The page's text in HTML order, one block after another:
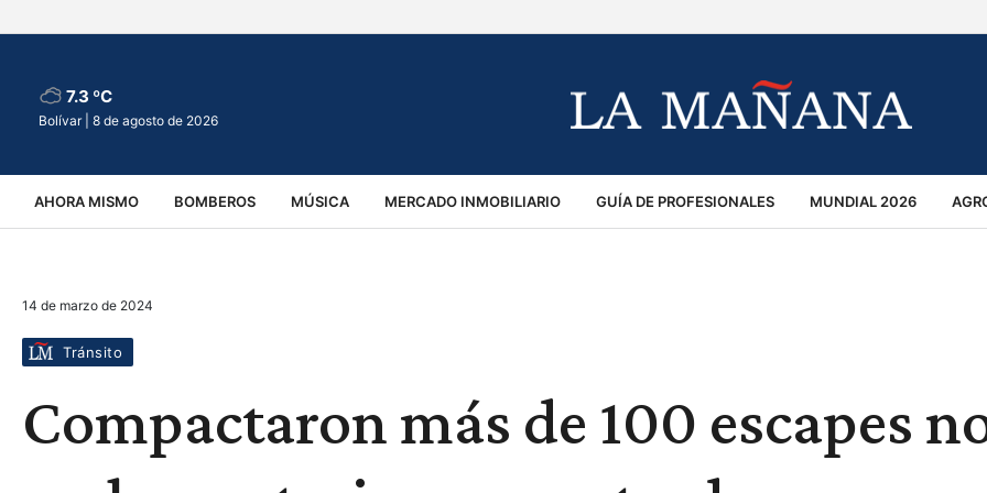
7.3 ºC
Bolívar | 8 de agosto de 2026
AHORA MISMO BOMBEROS MÚSICA MERCADO INMOBILIARIO GUÍA DE PROFESIONALES MUNDIAL 2026
VIRALES ACCIDENTES
14 de marzo de 2024
Tránsito
Compactaron más de 100 escapes